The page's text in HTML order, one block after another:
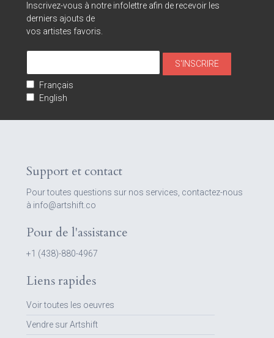
Inscrivez-vous à notre infolettre afin de recevoir les
derniers ajouts de
vos artistes favoris.
Français
English
Support et contact
Pour toutes questions sur nos services, contactez-nous
à info@artshift.co
Pour de l'assistance
+1 (438)-880-4967
Liens rapides
Voir toutes les oeuvres
Vendre sur Artshift